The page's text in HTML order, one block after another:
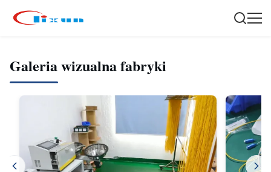
Galeria wizualna fabryki